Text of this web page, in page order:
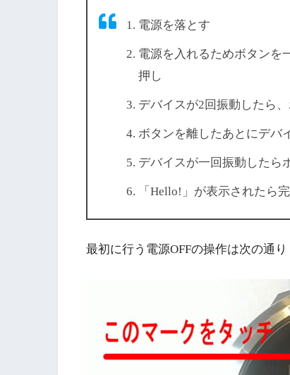
電源を落とす
電源を入れるためボタンを
押し
デバイスが2回振動したら
ボタンを離したあとにデバ
デバイスが一回振動したら
「Hello!」が表示されたら
最初に行う電源OFFの操作は次の通り